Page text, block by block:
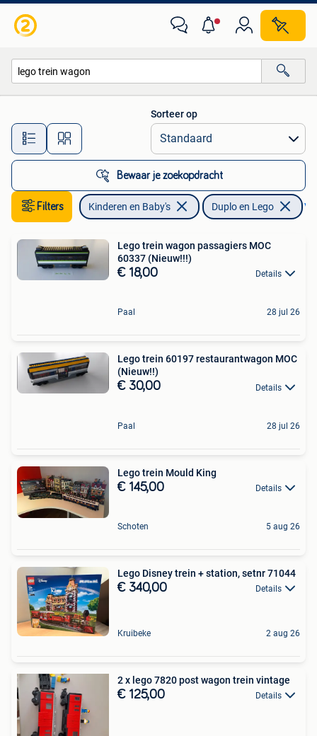
Alle afstanden…
Sorteer op
Bewaar je zoekopdracht
Filters Kinderen en Baby's Duplo en Lego
Lego trein wagon passagiers MOC
60337 (Nieuw!!!)
€ 18,00 Details
Paal 28 jul 26
Lego trein 60197 restaurantwagon MOC
(Nieuw!!)
€ 30,00 Details
Paal 28 jul 26
Lego trein Mould King
€ 145,00 Details
Schoten 5 aug 26
Lego Disney trein + station, setnr 71044
€ 340,00 Details
Kruibeke 2 aug 26
2 x lego 7820 post wagon trein vintage
€ 125,00 Details